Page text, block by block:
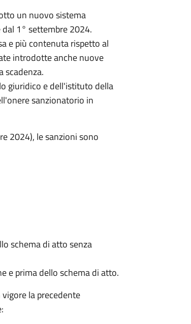
un nuovo sistema
1° settembre 2024.
e più contenuta rispetto al
introdotte anche nuove
scadenza.
giuridico e dell'istituto della
sanzionatorio in
2024), le sanzioni sono
schema di atto senza
e prima dello schema di atto.
la precedente